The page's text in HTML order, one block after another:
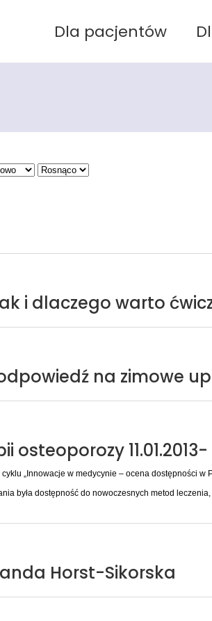
Dla pacjentów
i dlaczego warto
na zimowe
osteoporozy
„Innowacje w medycynie – ocena dostępności
była dostępność do nowoczesnych metod
Horst-Sikorska